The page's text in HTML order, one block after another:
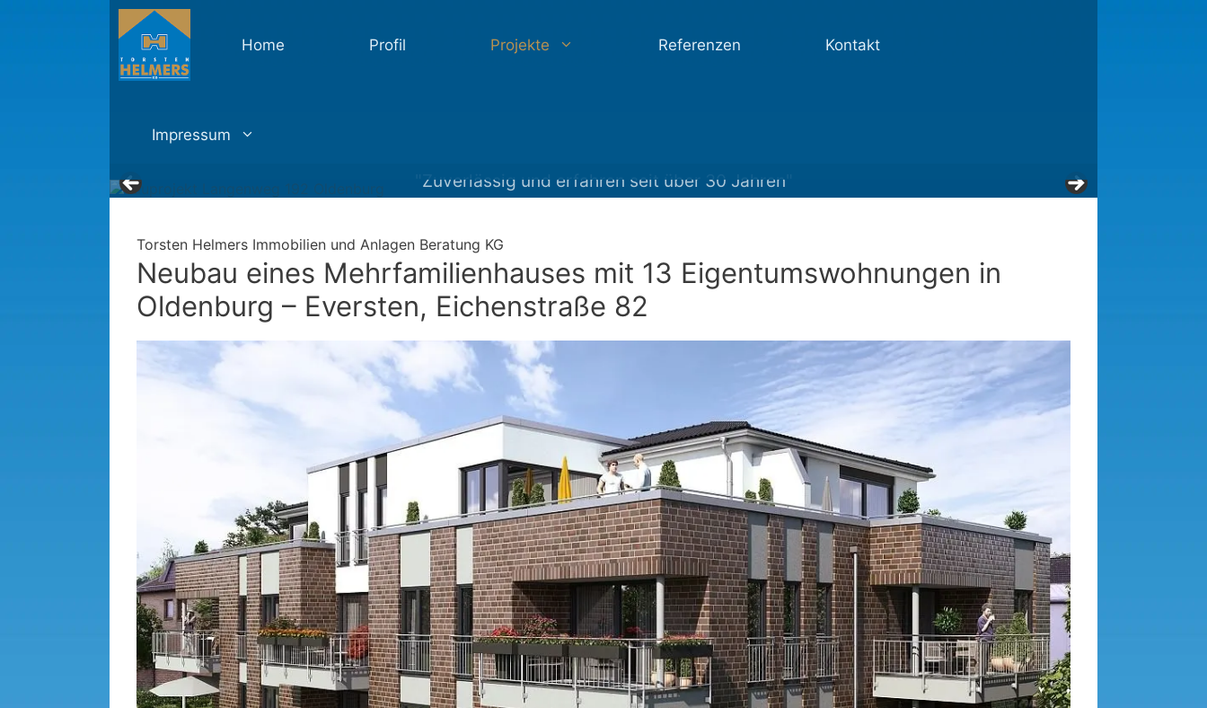
Home Profil Projekte Referenzen Kontakt
Impressum
"Zuverlässig und erfahren seit über 30 Jahren"
Torsten Helmers Immobilien und Anlagen Beratung KG
Neubau eines Mehrfamilienhauses mit 13 Eigentumswohnungen in
Oldenburg – Eversten, Eichenstraße 82